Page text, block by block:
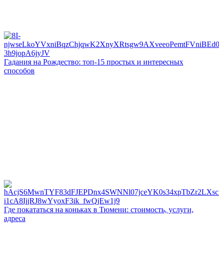
Гадания на Рождество: топ-15 простых и интересных
способов
Где покататься на коньках в Тюмени: стоимость, услуги,
адреса